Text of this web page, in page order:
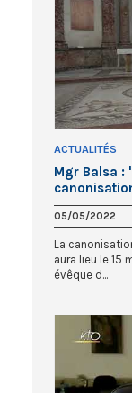
ACTUALITÉS
Mgr Balsa :
05/05/2022
La
aura lieu le 15
évêque d...